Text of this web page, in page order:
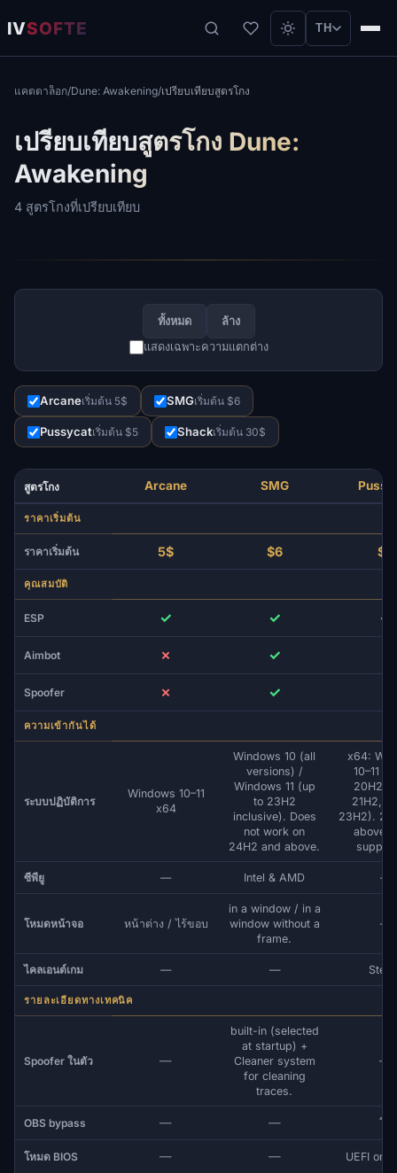
IVSOFTE TH
แคตตาล็อก/Dune: Awakening/เปรียบเทียบสูตรโกง
เปรียบเทียบสูตรโกง Dune:
Awakening
4 สูตรโกงที่เปรียบเทียบ
ทั้งหมด
ล้าง
แสดงเฉพาะความแตกต่าง
Arcaneเริ่มต้น 5$ SMGเริ่มต้น $6
Pussycatเริ่มต้น $5 Shackเริ่มต้น 30$
สูตรโกง Arcane SMG
ราคาเริ่มต้น
ราคาเริ่มต้น 5$ $6 $5
คุณสมบัติ
ESP ✓ ✓ ✓
Aimbot ✗ ✓
Spoofer ✗ ✓
ความเข้ากันได้
ระบบปฏิบัติการ
Windows 10–11
x64
Windows 10 (all
versions) /
Windows 11 (up
to 23H2
inclusive). Does
not work on
24H2 and above.
x64:
10–11
20H2,
21H2,
23H2).
above
ซีพียู — Intel & AMD —
โหมดหน้าจอ หน้าต่าง / ไร้ขอบ
in a window / in a
window without a
frame.
—
ไคลเอนต์เกม — —
รายละเอียดทางเทคนิค
Spoofer ในตัว —
built-in (selected
at startup) +
Cleaner system
for cleaning
traces.
—
OBS bypass — — ใช่
โหมด BIOS — — UEFI or